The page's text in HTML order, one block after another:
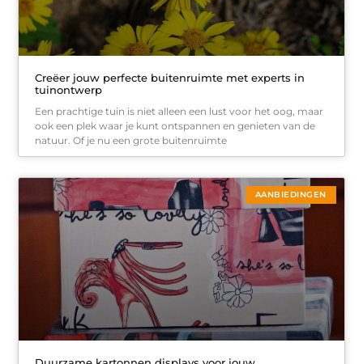
Creëer jouw perfecte buitenruimte met experts in
tuinontwerp
Een prachtige tuin is niet alleen een lust voor het oog, maar
ook een plek waar je kunt ontspannen en genieten van de
natuur. Of je nu een grote buitenruimte
AANBIEDINGEN